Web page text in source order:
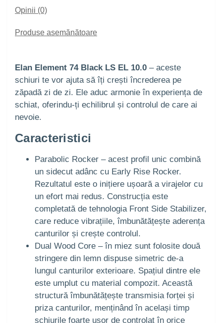
Opinii (0)
Produse asemănătoare
Elan Element 74 Black LS EL 10.0 – aceste
schiuri te vor ajuta să îți crești încrederea pe
zăpadă zi de zi. Ele aduc armonie în experiența de
schiat, oferindu-ți echilibrul și controlul de care ai
nevoie.
Caracteristici
Parabolic Rocker – acest profil unic combină
un sidecut adânc cu Early Rise Rocker.
Rezultatul este o inițiere ușoară a virajelor cu
un efort mai redus. Construcția este
completată de tehnologia Front Side Stabilizer,
care reduce vibrațiile, îmbunătățește aderența
canturilor și crește controlul.
Dual Wood Core – în miez sunt folosite două
stringere din lemn dispuse simetric de-a
lungul canturilor exterioare. Spațiul dintre ele
este umplut cu material compozit. Această
structură îmbunătățește transmisia forței și
priza canturilor, menținând în același timp
schiurile foarte ușor de controlat în orice